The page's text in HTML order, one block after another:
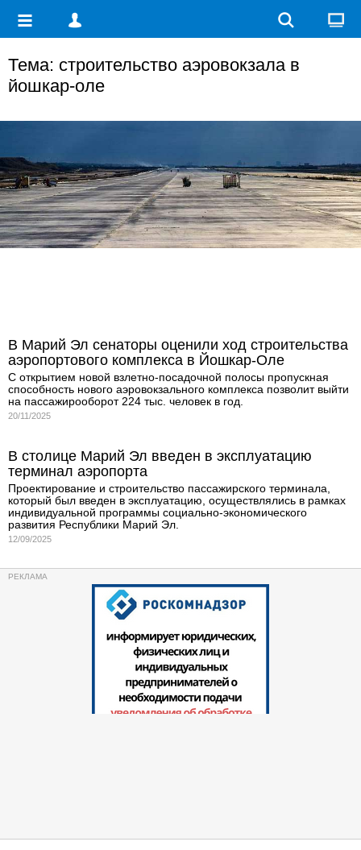
Тема: строительство аэровокзала в
йошкар-оле
В Марий Эл сенаторы оценили ход строительства
аэропортового комплекса в Йошкар-Оле
С открытием новой взлетно-посадочной полосы пропускная
способность нового аэровокзального комплекса позволит выйти
на пассажирооборот 224 тыс. человек в год.
20/11/2025
В столице Марий Эл введен в эксплуатацию
терминал аэропорта
Проектирование и строительство пассажирского терминала,
который был введен в эксплуатацию, осуществлялись в рамках
индивидуальной программы социально-экономического
развития Республики Марий Эл.
12/09/2025